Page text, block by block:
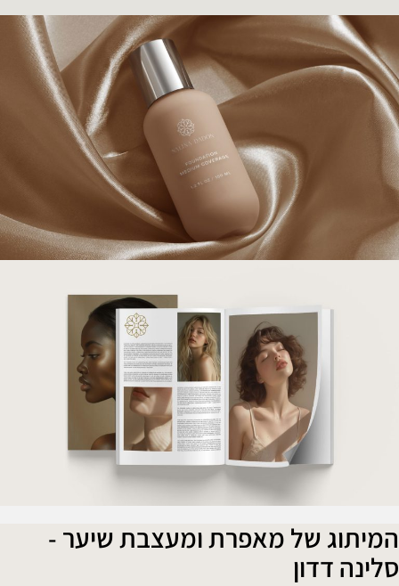
של מאפרת ומעצבת שיער -
דדון